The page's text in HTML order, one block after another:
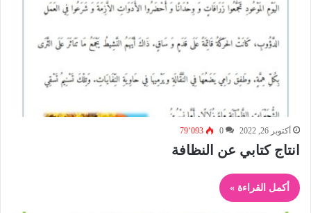
أكتوبر 26, 2022 0 79٬093
انتاج كتابي عن النظافة
أكمل القراءة »